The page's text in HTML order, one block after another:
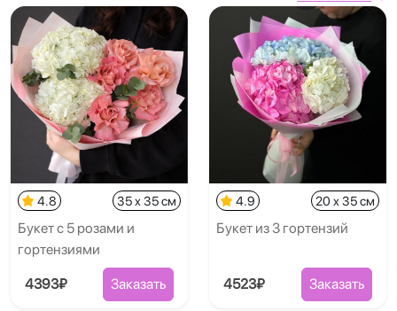
4.8 35 x 35 см
Букет с 5 розами и
гортензиями
4393₽ Заказать
4.9 20 x 35 см
Букет из 3 гортензий
4523₽ Заказать